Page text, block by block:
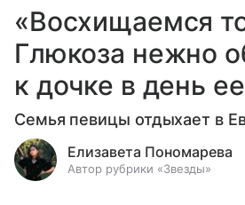
«Восхищаемся
Глюкоза нежно
к дочке в день
Семья певицы отдыхает в
Елизавета Пономарева
Автор рубрики «Звезды»